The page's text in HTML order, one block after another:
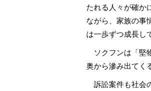
たれる人々が確か
ながら、家族の事
は一歩ずつ成長し
ソクフンは「堅
奥から滲み出てく
訴訟案件も社会